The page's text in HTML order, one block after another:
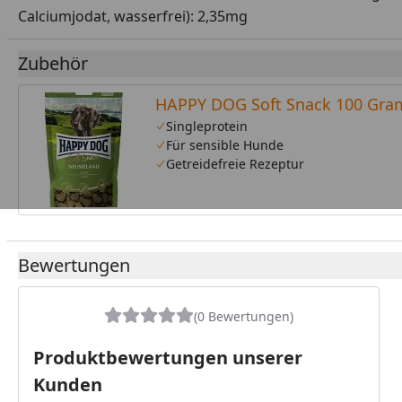
Calciumjodat, wasserfrei): 2,35mg
Zubehör
HAPPY DOG Soft Snack 100
Singleprotein
Für sensible Hunde
Getreidefreie Rezeptur
Bewertungen
(0 Bewertungen)
Produktbewertungen unserer
Kunden